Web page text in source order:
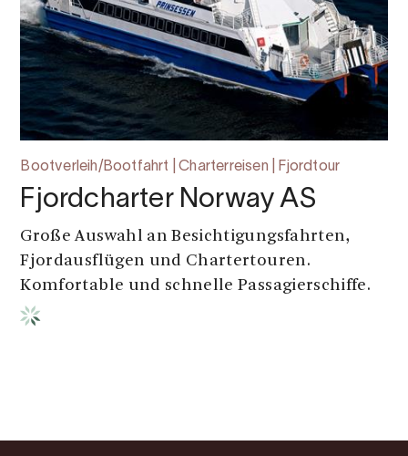
Bootverleih/Bootfahrt | Charterreisen | Fjordtour
Fjordcharter Norway AS
Große Auswahl an Besichtigungsfahrten,
Fjordausflügen und Chartertouren.
Komfortable und schnelle Passagierschiffe.